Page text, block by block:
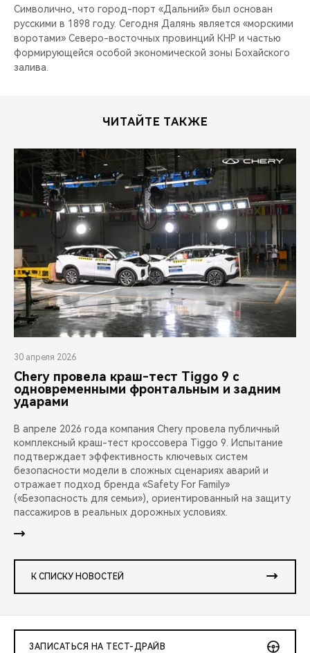
Символично, что город-порт «Дальний» был основан
русскими в 1898 году. Сегодня Далянь является «морскими
воротами» Северо-восточных провинций КНР и частью
формирующейся особой экономической зоны Бохайского
залива.
ЧИТАЙТЕ ТАКЖЕ
30 апреля 2026
Chery провела краш-тест Tiggo 9 с
одновременными фронтальным и задним
ударами
В апреле 2026 года компания Chery провела публичный
комплексный краш-тест кроссовера Tiggo 9. Испытание
подтверждает эффективность ключевых систем
безопасности модели в сложных сценариях аварий и
отражает подход бренда «Safety For Family»
(«Безопасность для семьи»), ориентированный на защиту
пассажиров в реальных дорожных условиях.
К СПИСКУ НОВОСТЕЙ
ЗАПИСАТЬСЯ НА ТЕСТ-ДРАЙВ